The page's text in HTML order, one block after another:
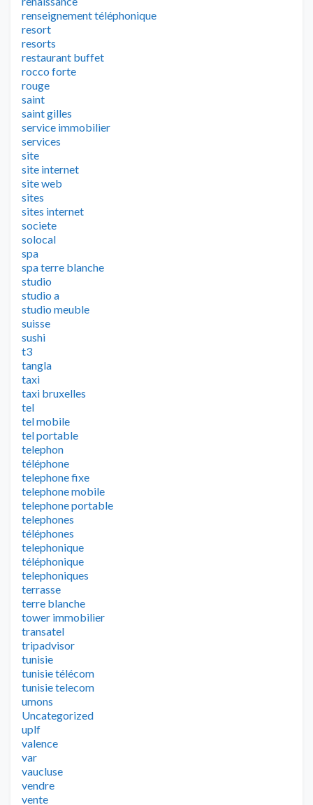
renseignement téléphonique
resort
resorts
restaurant buffet
rocco forte
rouge
saint
saint gilles
service immobilier
services
site
site internet
site web
sites
sites internet
societe
solocal
spa
spa terre blanche
studio
studio a
studio meuble
suisse
sushi
t3
tangla
taxi
taxi bruxelles
tel
tel mobile
tel portable
telephon
téléphone
telephone fixe
telephone mobile
telephone portable
telephones
téléphones
telephonique
téléphonique
telephoniques
terrasse
terre blanche
tower immobilier
transatel
tripadvisor
tunisie
tunisie télécom
tunisie telecom
umons
Uncategorized
uplf
valence
var
vaucluse
vendre
vente